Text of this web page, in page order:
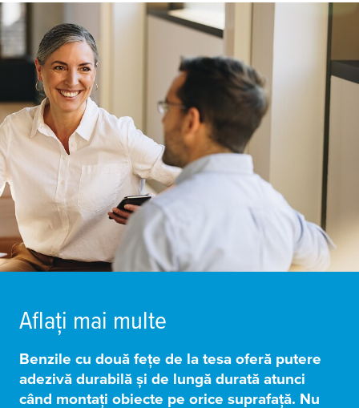
Aflați mai multe
Benzile cu două fețe de la tesa oferă putere
adezivă durabilă și de lungă durată atunci
când montați obiecte pe orice suprafață. Nu